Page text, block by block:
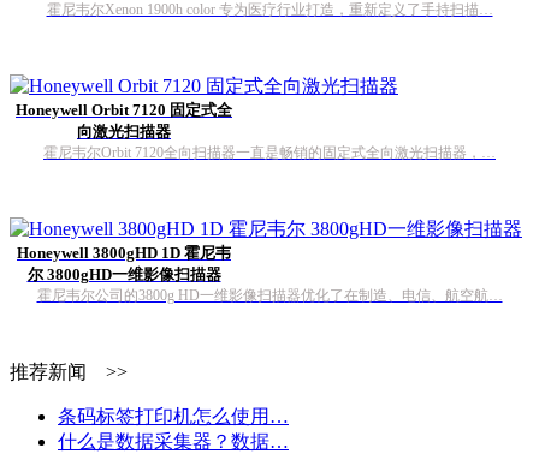
霍尼韦尔Xenon 1900h color 专为医疗行业打造，重新定义了手持扫描…
Honeywell Orbit 7120 固定式全
向激光扫描器
霍尼韦尔Orbit 7120全向扫描器一直是畅销的固定式全向激光扫描器，…
Honeywell 3800gHD 1D 霍尼韦
尔 3800gHD一维影像扫描器
霍尼韦尔公司的3800g HD一维影像扫描器优化了在制造、电信、航空航…
推荐新闻 >>
条码标签打印机怎么使用…
什么是数据采集器？数据…